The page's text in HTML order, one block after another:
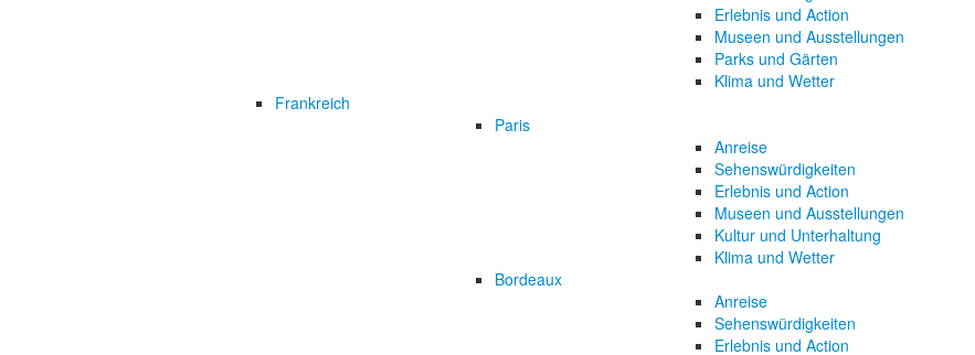
Erlebnis und Action
Museen und Ausstellungen
Parks und Gärten
Klima und Wetter
Frankreich
Paris
Anreise
Sehenswürdigkeiten
Erlebnis und Action
Museen und Ausstellungen
Kultur und Unterhaltung
Klima und Wetter
Bordeaux
Anreise
Sehenswürdigkeiten
Erlebnis und Action